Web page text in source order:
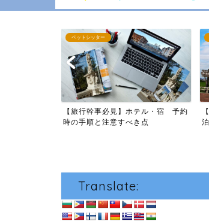
ペットシッター
【旅行幹事必見】ホテル・宿 予約
時の手順と注意すべき点
Translate: